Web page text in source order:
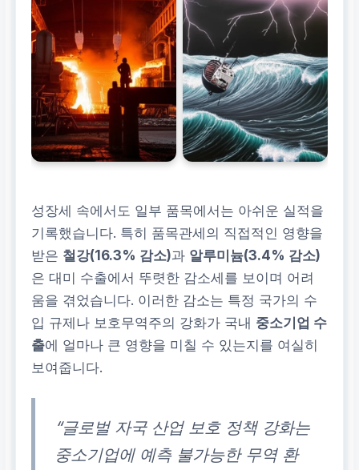
성장세 속에서도 일부 품목에서는 아쉬운 실적을
기록했습니다. 특히 품목관세의 직접적인 영향을
받은 철강(16.3% 감소)과 알루미늄(3.4% 감소)
은 대미 수출에서 뚜렷한 감소세를 보이며 어려
움을 겪었습니다. 이러한 감소는 특정 국가의 수
입 규제나 보호무역주의 강화가 국내 중소기업 수
출에 얼마나 큰 영향을 미칠 수 있는지를 여실히
보여줍니다.
“글로벌 자국 산업 보호 정책 강화는
중소기업에 예측 불가능한 무역 환